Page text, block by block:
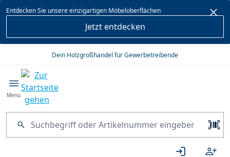
springen
Entdecken Sie unsere einzigartigen Möbeloberflächen
Jetzt entdecken
Dein Holzgroßhandel für Gewerbetreibende
Menü